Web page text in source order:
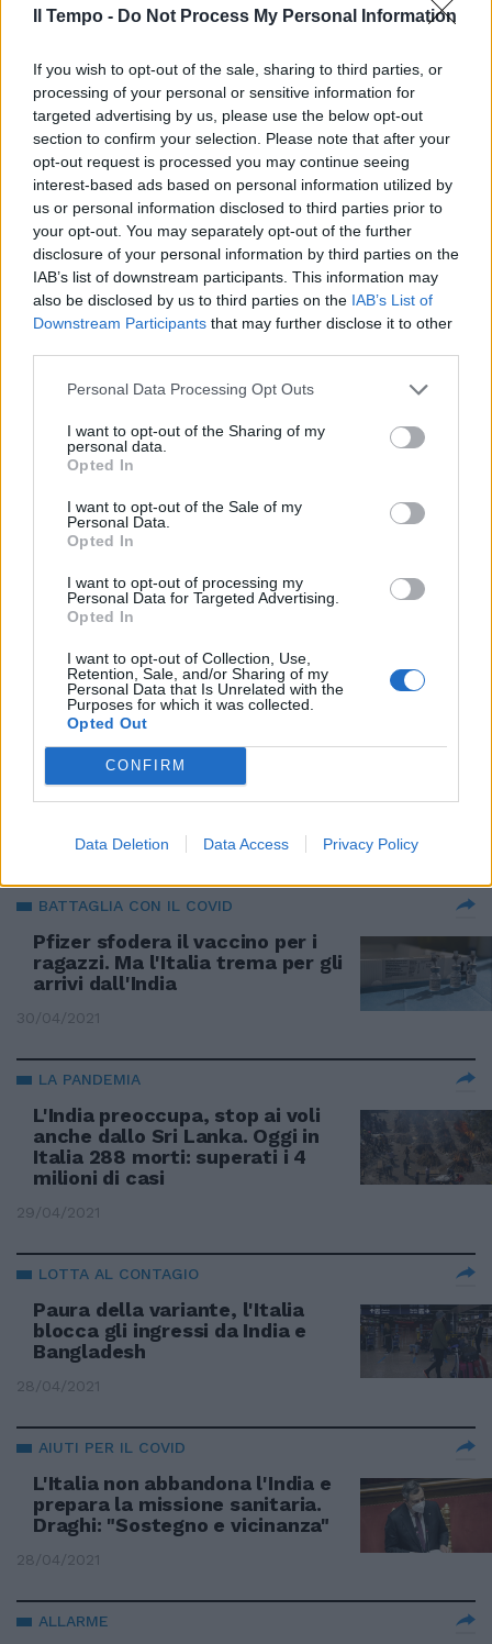
Il Tempo - Do Not Process My Personal Information
If you wish to opt-out of the sale, sharing to third parties, or
processing of your personal or sensitive information for
targeted advertising by us, please use the below opt-out
section to confirm your selection. Please note that after your
opt-out request is processed you may continue seeing
interest-based ads based on personal information utilized by
us or personal information disclosed to third parties prior to
your opt-out. You may separately opt-out of the further
disclosure of your personal information by third parties on the
IAB’s list of downstream participants. This information may
also be disclosed by us to third parties on the IAB’s List of
Downstream Participants that may further disclose it to other
Personal Data Processing Opt Outs
I want to opt-out of the Sharing of my
personal data.
Opted In
I want to opt-out of the Sale of my
Personal Data.
Opted In
I want to opt-out of processing my
Personal Data for Targeted Advertising.
Opted In
I want to opt-out of Collection, Use,
Retention, Sale, and/or Sharing of my
Personal Data that Is Unrelated with the
Purposes for which it was collected.
Opted Out
CONFIRM
Data Deletion Data Access Privacy Policy
Cop26, accordo al ribasso sul
clima. La farsa sulle emissioni di
carbone
14/11/2021
NUOVA MUTAZIONE
Allarme Delta Plus, la variante
indiana è diventata più
contagiosa e aggressiva
L'India chiude tutti i
procedimenti contro i marò. La
silenzio da nove anni
15/06/2021
COLLASSO SANITARIO
Covid mette in ginocchio l'India
16/05/2021
EROI MODERNI
Dal Piemonte in India, al via la
missione per portare ossigeno
01/05/2021
BATTAGLIA CON IL COVID
Pfizer sfodera il vaccino per i
ragazzi. Ma l'Italia trema per gli
arrivi dall'India
30/04/2021
LA PANDEMIA
L'India preoccupa, stop ai voli
anche dallo Sri Lanka. Oggi in
Italia 288 morti: superati i 4
milioni di casi
29/04/2021
LOTTA AL CONTAGIO
Paura della variante, l'Italia
blocca gli ingressi da India e
Bangladesh
28/04/2021
AIUTI PER IL COVID
L'Italia non abbandona l'India e
prepara la missione sanitaria.
Draghi: "Sostegno e vicinanza"
28/04/2021
ALLARME